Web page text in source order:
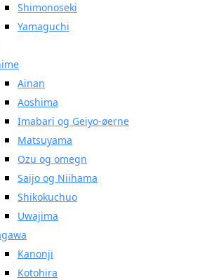
Shimonoseki
Yamaguchi
Ainan
Aoshima
Imabari og Geiyo-øerne
Matsuyama
Ozu og omegn
Saijo og Niihama
Shikokuchuo
Uwajima
Kanonji
Kotohira